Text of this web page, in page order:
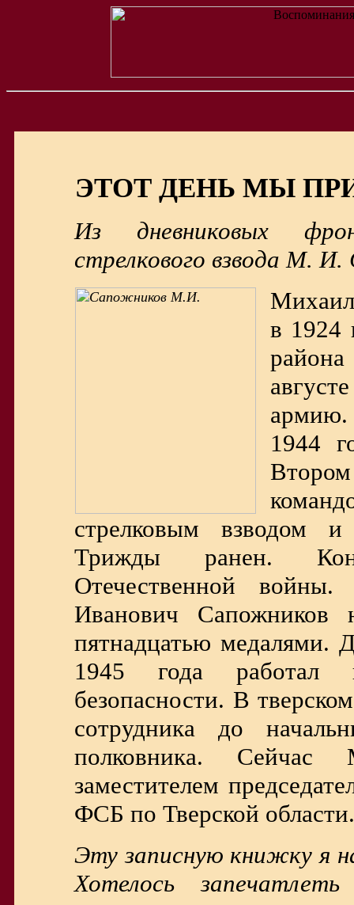
ЭТОТ ДЕНЬ МЫ
Из дневниковых
стрелкового взвода М.
в 1924
1944
стрелковым взводом и
Трижды ранен.
Отечественной
Иванович Сапожников
пятнадцатью медалями.
1945 года работал
безопасности. В
сотрудника до
полковника. Сейчас
заместителем
ФСБ по Тверской области.
Эту записную книжку я
Хотелось